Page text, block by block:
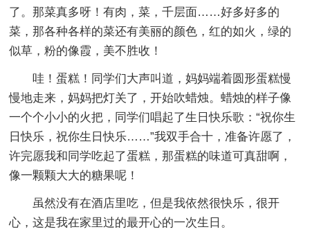
了。那菜真多呀！有肉，菜，千层面……好多好多的
菜，那各种各样的菜还有美丽的颜色，红的如火，绿的
似草，粉的像霞，美不胜收！
哇！蛋糕！同学们大声叫道，妈妈端着圆形蛋糕慢
慢地走来，妈妈把灯关了，开始吹蜡烛。蜡烛的样子像
一个个小小的火把，同学们唱起了生日快乐歌：“祝你生
日快乐，祝你生日快乐……”我双手合十，准备许愿了，
许完愿我和同学吃起了蛋糕，那蛋糕的味道可真甜啊，
像一颗颗大大的糖果呢！
虽然没有在酒店里吃，但是我依然很快乐，很开
心，这是我在家里过的最开心的一次生日。